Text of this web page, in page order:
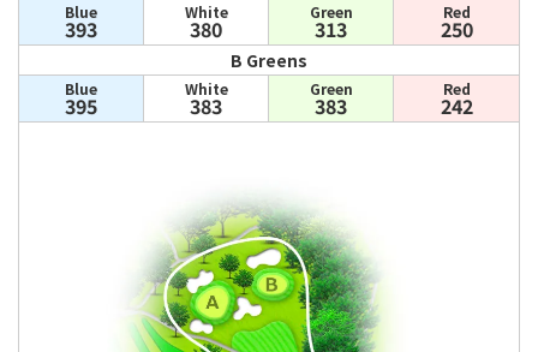
Blue
393
White
380
Green
313
Red
250
B Greens
Blue
395
White
383
Green
383
Red
242